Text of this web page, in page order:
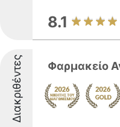
8.1
Διακριθέντες Φαρμακείο